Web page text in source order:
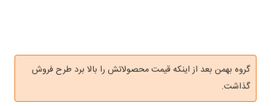
گروه بهمن بعد از اینکه قیمت محصولاتش را بالا برد طرح فروش
گذاشت.